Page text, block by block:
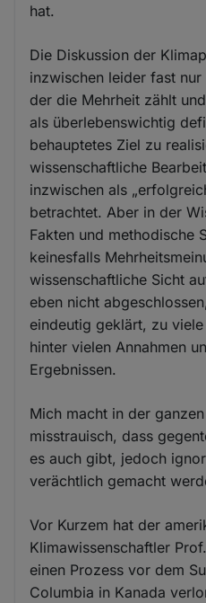
hat.
Die Diskussion der
inzwischen leider fast
der die Mehrheit zählt
als überlebenswichtig
behauptetes Ziel zu
wissenschaftliche
inzwischen als
betrachtet. Aber in der
Fakten und methodische
keinesfalls
wissenschaftliche Sicht
eben nicht
eindeutig geklärt, zu
hinter vielen Annahmen
Ergebnissen.
Mich macht in der
misstrauisch, dass
es auch gibt, jedoch
verächtlich gemacht
Vor Kurzem hat der
Klimawissenschaftler
einen Prozess vor dem
Columbia in Kanada